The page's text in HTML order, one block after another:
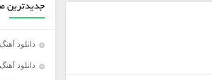
جدیدترین
دانلود
دانلود